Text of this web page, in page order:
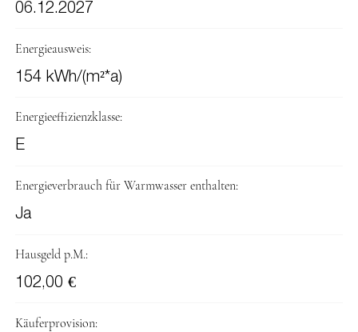
06.12.2027
Energieausweis:
154 kWh/(m²*a)
Energieeffizienzklasse:
E
Energieverbrauch für Warmwasser enthalten:
Ja
Hausgeld p.M.:
102,00 €
Käuferprovision: